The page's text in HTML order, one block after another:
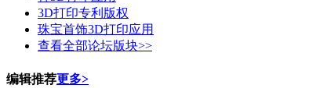
3D打印专利版权
珠宝首饰3D打印应用
查看全部论坛版块>>
编辑推荐更多>